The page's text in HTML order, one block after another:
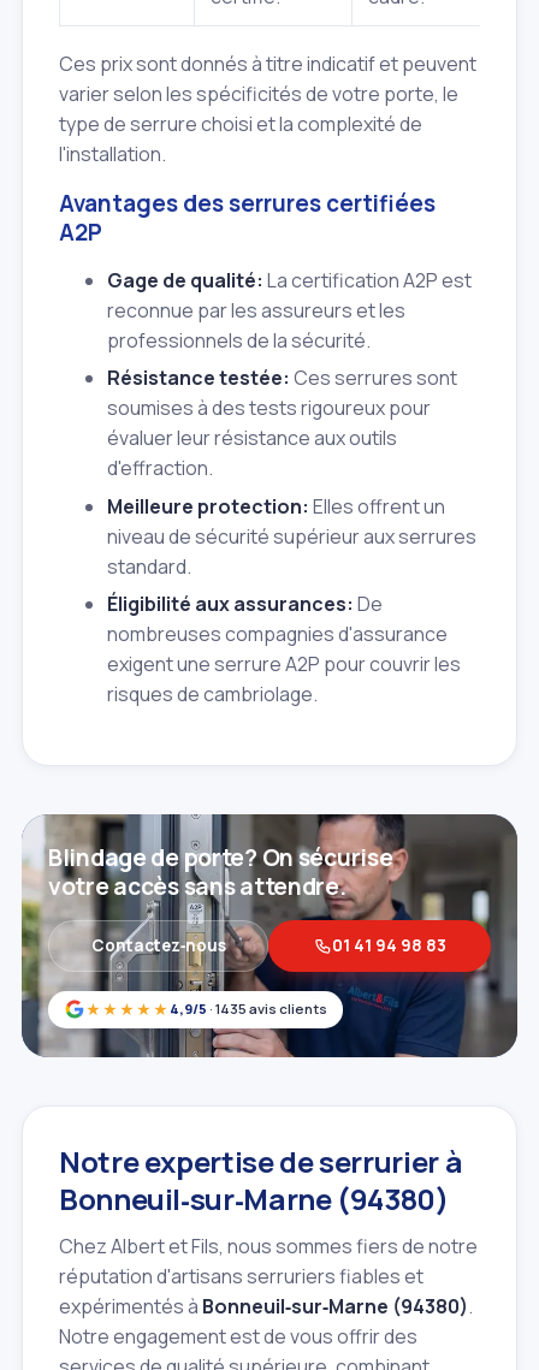
Ces prix sont donnés à titre indicatif et peuvent
varier selon les spécificités de votre porte, le
type de serrure choisi et la complexité de
l'installation.
Avantages des serrures certifiées
A2P
Gage de qualité: La certification A2P est
reconnue par les assureurs et les
professionnels de la sécurité.
Résistance testée: Ces serrures sont
soumises à des tests rigoureux pour
évaluer leur résistance aux outils
d'effraction.
Meilleure protection: Elles offrent un
niveau de sécurité supérieur aux serrures
standard.
Éligibilité aux assurances: De
nombreuses compagnies d'assurance
exigent une serrure A2P pour couvrir les
risques de cambriolage.
★★★★★ 4,9/5 · 1435 avis clients
Blindage de porte? On sécurise
votre accès sans attendre.
Contactez‑nous 01 41 94 98 83
Notre expertise de serrurier à
Bonneuil‑sur‑Marne (94380)
Chez Albert et Fils, nous sommes fiers de notre
réputation d'artisans serruriers fiables et
expérimentés à Bonneuil‑sur‑Marne (94380).
Notre engagement est de vous offrir des